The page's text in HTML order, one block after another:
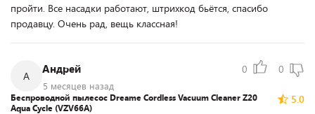
пройти. Все насадки работают, штрихкод бьётся, спасибо
продавцу. Очень рад, вещь классная!
А
Андрей
5 месяцев назад
0 0
5.0
Беспроводной пылесос Dreame Cordless Vacuum Cleaner Z20
Aqua Cycle (VZV66A)